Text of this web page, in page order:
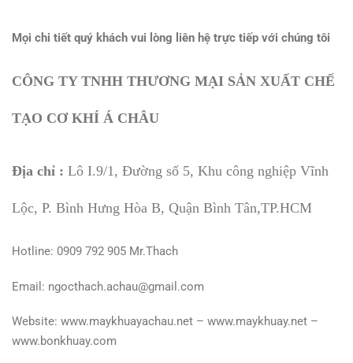
Mọi chi tiết quý khách vui lòng liên hệ trực tiếp với chúng tôi
CÔNG TY TNHH THƯƠNG MẠI SẢN XUẤT CHẾ
TẠO CƠ KHÍ Á CHÂU
Địa chỉ : Lô I.9/1, Đường số 5, Khu công nghiệp Vĩnh
Lộc, P. Bình Hưng Hòa B, Quận Bình Tân,TP.HCM
Hotline: 0909 792 905 Mr.Thach
Email: ngocthach.achau@gmail.com
Website: www.maykhuayachau.net – www.maykhuay.net –
www.bonkhuay.com